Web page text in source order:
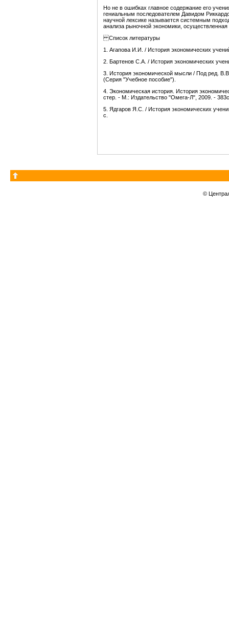
Но не в ошибках главное содержание его
гениальным последователем Давидом
научной лексике называется системным
анализа рыночной экономики,
Список литературы
1. Агапова И.И. / История экономических
2. Бартенов С.А. / История экономических
3. История экономической мысли / Под ред.
(Серия "Учебное пособие").
4. Экономическая история. История
стер. - М.: Издательство "Омега-Л", 2009. -
5. Ядгаров Я.С. / История экономических
с.
©